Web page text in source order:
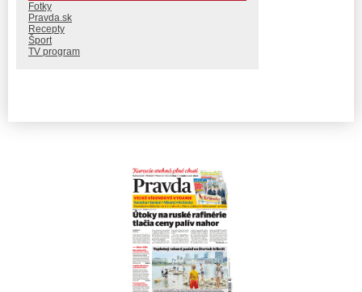
Fotky
Pravda.sk
Recepty
Šport
TV program